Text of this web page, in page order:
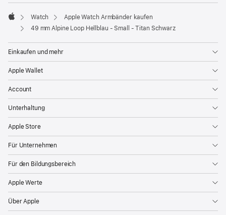
neues
Apple
Watch
Apple Watch Armbänder kaufen
49 mm Alpine Loop Hellblau - Small - Titan Schwarz
Einkaufen und mehr
Apple Wallet
Account
Unterhaltung
Apple Store
Für Unternehmen
Für den Bildungsbereich
Apple Werte
Über Apple